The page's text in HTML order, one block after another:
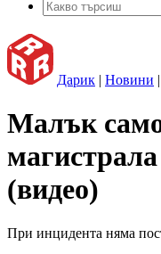
Дарик | Новини |
Малък
(видео)
При инцидента няма